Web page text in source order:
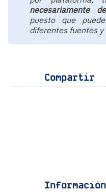
necesariamente
puesto que
diferentes fuentes
Compartir
Información